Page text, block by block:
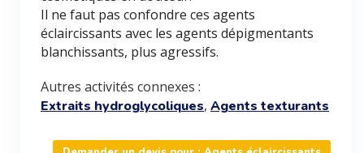
Il ne faut pas confondre ces agents
éclaircissants avec les agents dépigmentants
blanchissants, plus agressifs.
Autres activités connexes :
Extraits hydroglycoliques, Agents texturants